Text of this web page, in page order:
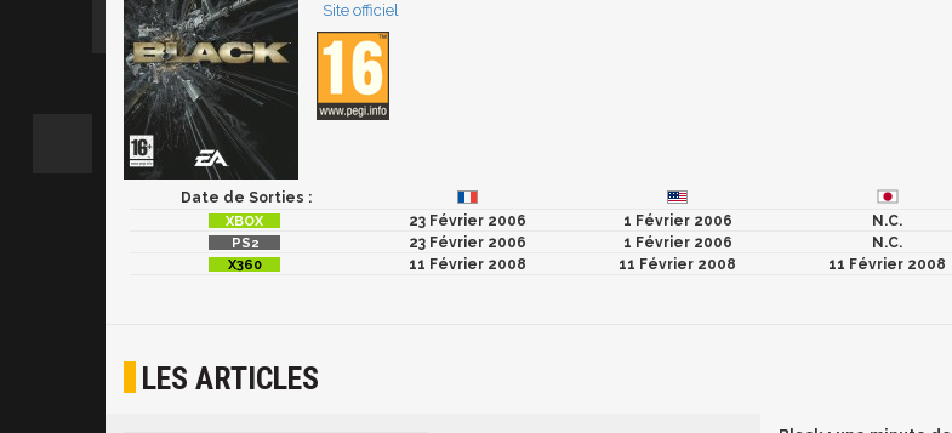
Site officiel
Date de Sorties :
23 Février 2006
1 Février 2006 N.C.
23 Février 2006
1 Février 2006 N.C.
11 Février 2008
11 Février 2008 11 Février 2008
LES ARTICLES